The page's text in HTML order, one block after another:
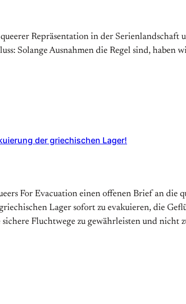
Repräsentation in der Serienlandschaft
Solange Ausnahmen die Regel sind, haben
der griechischen Lager!
For Evacuation einen offenen Brief an die
Lager sofort zu evakuieren, die
Fluchtwege zu gewährleisten und nicht